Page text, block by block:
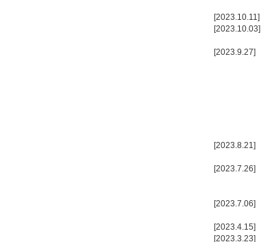
[2023.10.11]
[2023.10.03]
[2023.9.27]
[2023.8.21]
[2023.7.26]
[2023.7.06]
[2023.4.15]
[2023.3.23]